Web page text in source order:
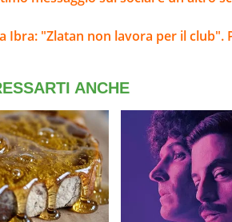
Ibra: "Zlatan non lavora per il club".